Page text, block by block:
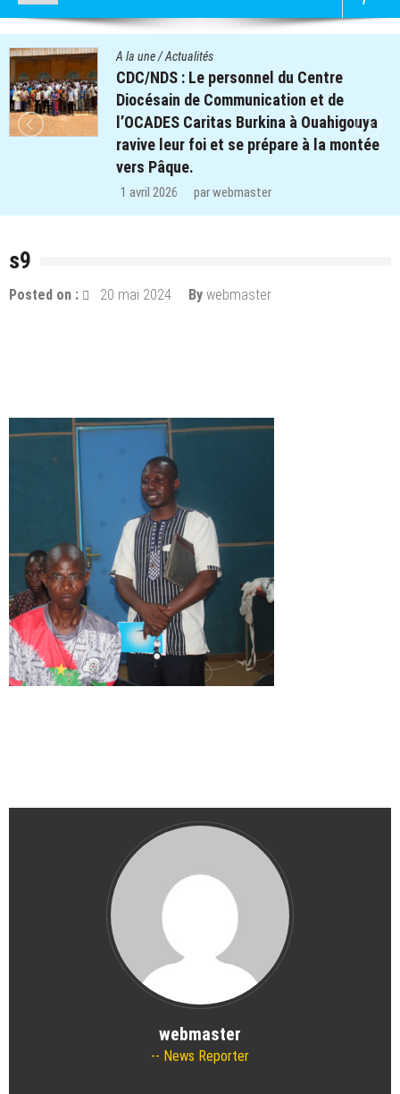
A la une/Actualités
CDC/NDS : Le personnel du Centre
Diocésain de Communication et de
l’OCADES Caritas Burkina à Ouahigouya
ravive leur foi et se prépare à la montée
vers Pâque.
1 avril 2026 parwebmaster
s9
Posted on : 20 mai 2024 By webmaster
webmaster
News Reporter